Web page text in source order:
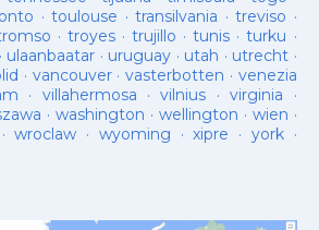
·toulouse ·transilvania ·treviso ·
· troyes·trujillo ·tunis ·turku ·
· ulaanbaatar · uruguay · utah · utrecht ·
· vancouver· vasterbotten · venezia
· villahermosa ·vilnius ·virginia ·
·washington · wellington · wien ·
·wroclaw · wyoming ·xipre · york·